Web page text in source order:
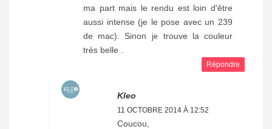
ma part mais le rendu est loin d'être
aussi intense (je le pose avec un 239
de mac). Sinon je trouve la couleur
très belle .
Répondre
Kleo
11 OCTOBRE 2014 À 12:52
Coucou,